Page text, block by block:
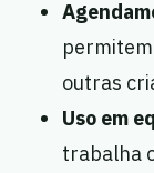
outras
Uso em
trabalha